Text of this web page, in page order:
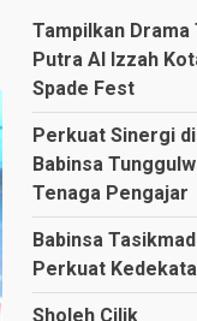
Tampilkan Drama
Putra Al Izzah
Spade Fest
Perkuat Sinergi
Babinsa
Tenaga Pengajar
Babinsa
Perkuat
Sholeh Cilik